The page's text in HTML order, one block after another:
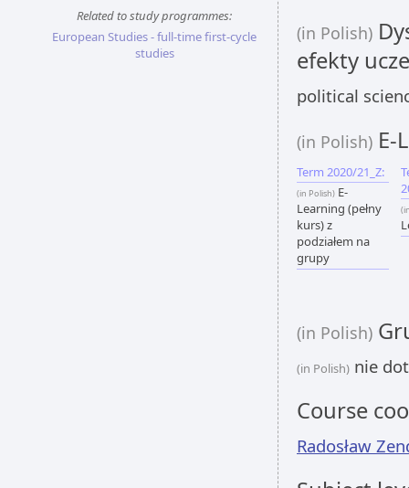
Related to study programmes:
European Studies - full-time first-cycle
studies
(in Polish)
efekty
political
(in Polish) E-
Term 2020/21_Z:
(in Polish) E-
Learning (pełny
kurs) z
podziałem na
grupy
(in Polish)
(in Polish) nie
Course
Radosław